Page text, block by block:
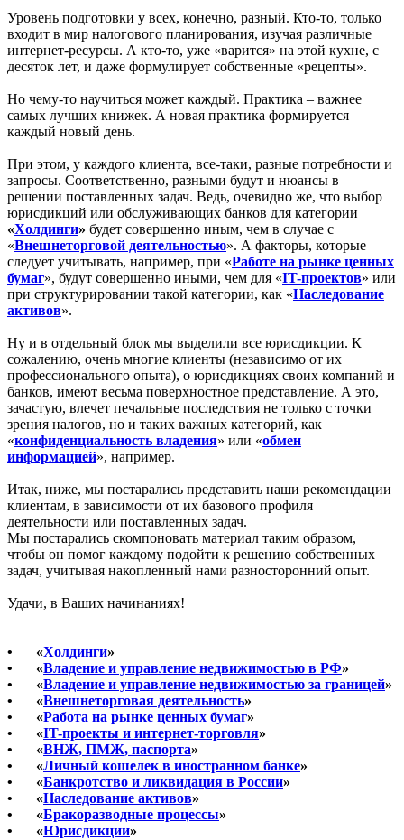
Уровень подготовки у всех, конечно, разный. Кто-то, только
входит в мир налогового планирования, изучая различные
интернет-ресурсы. А кто-то, уже «варится» на этой кухне, с
десяток лет, и даже формулирует собственные «рецепты».
Но чему-то научиться может каждый. Практика – важнее
самых лучших книжек. А новая практика формируется
каждый новый день.
При этом, у каждого клиента, все-таки, разные потребности и
запросы. Соответственно, разными будут и нюансы в
решении поставленных задач. Ведь, очевидно же, что выбор
юрисдикций или обслуживающих банков для категории
«Холдинги» будет совершенно иным, чем в случае с
«Внешнеторговой деятельностью». А факторы, которые
следует учитывать, например, при «Работе на рынке ценных
бумаг», будут совершенно иными, чем для «IT-проектов» или
при структурировании такой категории, как «Наследование
активов».
Ну и в отдельный блок мы выделили все юрисдикции. К
сожалению, очень многие клиенты (независимо от их
профессионального опыта), о юрисдикциях своих компаний и
банков, имеют весьма поверхностное представление. А это,
зачастую, влечет печальные последствия не только с точки
зрения налогов, но и таких важных категорий, как
«конфиденциальность владения» или «обмен
информацией», например.
Итак, ниже, мы постарались представить наши рекомендации
клиентам, в зависимости от их базового профиля
деятельности или поставленных задач.
Мы постарались скомпоновать материал таким образом,
чтобы он помог каждому подойти к решению собственных
задач, учитывая накопленный нами разносторонний опыт.
Удачи, в Ваших начинаниях!
• «Холдинги»
•
«Владение и управление недвижимостью в РФ»
•
«Владение и управление недвижимостью за границей»
•
«Внешнеторговая деятельность»
•
«Работа на рынке ценных бумаг»
•
«IT-проекты и интернет-торговля»
•
«ВНЖ, ПМЖ, паспорта»
•
«Личный кошелек в иностранном банке»
•
«Банкротство и ликвидация в России»
•
«Наследование активов»
•
«Бракоразводные процессы»
•
«Юрисдикции»